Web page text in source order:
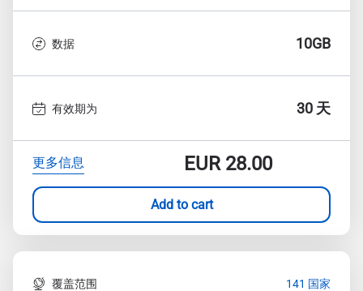
数据 10GB
有效期为 30 天
更多信息 EUR28.00
Add to cart
覆盖范围 141 国家